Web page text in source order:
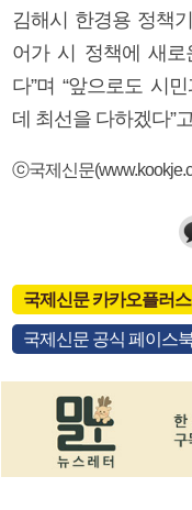
김해시 한경용 정책
어가 시 정책에 새
다”며 “앞으로도 시
데 최선을 다하겠다”
ⓒ국제신문
국제신문 카카오플러
국제신문 공식 페이스